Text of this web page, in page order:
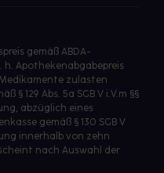
gemäß ABDA-
h. Apothekenabgabepreis
zulasten
§ 129 Abs. 5a SGB V i.V.m §§
abzüglich eines
gemäß § 130 SGB V
innerhalb von zehn
nach Auswahl der